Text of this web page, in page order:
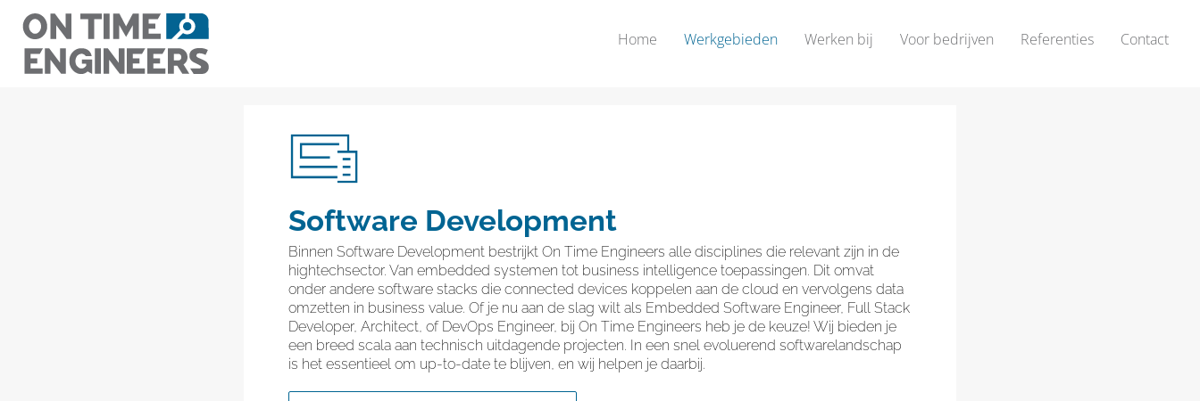
naar
inhoud
Home Werkgebieden Werken bij Voor bedrijven Referenties Contact
Software Development
Binnen Software Development bestrijkt On Time Engineers alle disciplines die relevant zijn in de
hightechsector. Van embedded systemen tot business intelligence toepassingen. Dit omvat
onder andere software stacks die connected devices koppelen aan de cloud en vervolgens data
omzetten in business value. Of je nu aan de slag wilt als Embedded Software Engineer, Full Stack
Developer, Architect, of DevOps Engineer, bij On Time Engineers heb je de keuze! Wij bieden je
een breed scala aan technisch uitdagende projecten. In een snel evoluerend softwarelandschap
is het essentieel om up-to-date te blijven, en wij helpen je daarbij.